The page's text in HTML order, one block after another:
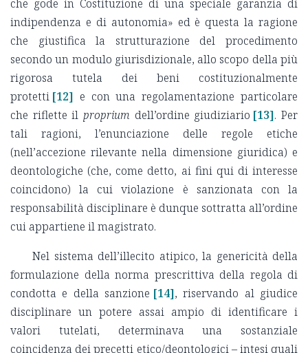
che gode in Costituzione di una speciale garanzia di
indipendenza e di autonomia» ed è questa la ragione
che giustifica la strutturazione del procedimento
secondo un modulo giurisdizionale, allo scopo della più
rigorosa tutela dei beni costituzionalmente
protetti [12] e con una regolamentazione particolare
che riflette il proprium dell’ordine giudiziario [13]. Per
tali ragioni, l’enunciazione delle regole etiche
(nell’accezione rilevante nella dimensione giuridica) e
deontologiche (che, come detto, ai fini qui di interesse
coincidono) la cui violazione è sanzionata con la
responsabilità disciplinare è dunque sottratta all’ordine
cui appartiene il magistrato.
Nel sistema dell’illecito atipico, la genericità della
formulazione della norma prescrittiva della regola di
condotta e della sanzione [14], riservando al giudice
disciplinare un potere assai ampio di identificare i
valori tutelati, determinava una sostanziale
coincidenza dei precetti etico/deontologici – intesi quali